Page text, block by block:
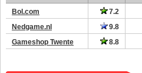
Bol.com 7.2
Nedgame.nl
9.8
Gameshop Twente
8.8